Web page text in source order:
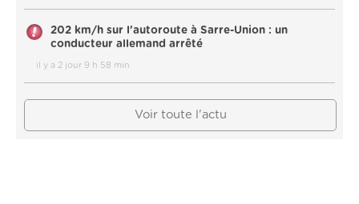
202 km/h sur l'autoroute à Sarre-Union : un
conducteur allemand arrêté
il y a 2 jour 9 h 58 min
Voir toute l'actu